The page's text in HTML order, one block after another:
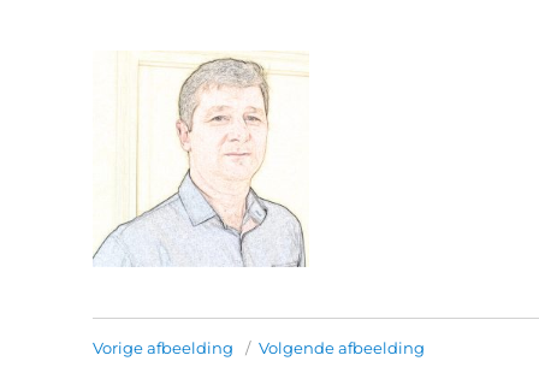
Vorige afbeelding Volgende afbeelding